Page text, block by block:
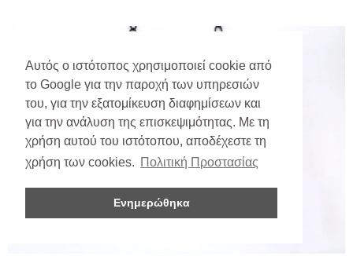
Αυτός ο ιστότοπος χρησιμοποιεί cookie από
το Google για την παροχή των υπηρεσιών
του, για την εξατομίκευση διαφημίσεων και
για την ανάλυση της επισκεψιμότητας. Με τη
χρήση αυτού του ιστότοπου, αποδέχεστε τη
χρήση των cookies. Πολιτική Προστασίας
Ενημερώθηκα